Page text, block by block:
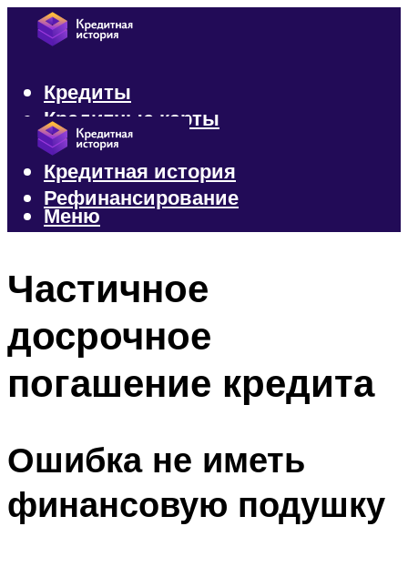
Кредиты
Кредитные карты
Микрозаймы
Кредитная история
Рефинансирование
Меню
Частичное
досрочное
погашение кредита
Ошибка не иметь
финансовую подушку